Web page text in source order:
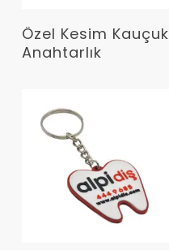
Devamını Oku
Özel Kesim Kauçuk
Anahtarlık